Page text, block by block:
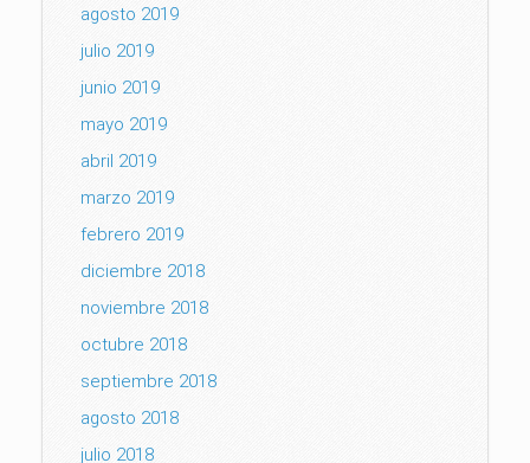
agosto 2019
julio 2019
junio 2019
mayo 2019
abril 2019
marzo 2019
febrero 2019
diciembre 2018
noviembre 2018
octubre 2018
septiembre 2018
agosto 2018
julio 2018